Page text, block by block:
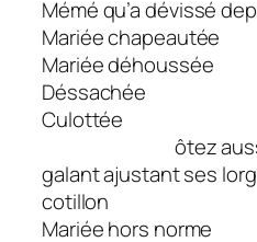
Mémé qu’a dévissé
Mariée chapeautée
Mariée déhoussée
Déssachée
Culottée
ôtez aussi ces
galant ajustant ses
cotillon
Mariée hors norme